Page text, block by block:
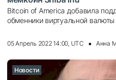
Bitcoin of America дoбaвилa
обменники виртуальной валюты
05 Апрель 2022 14:00, UTC Анна
Новости